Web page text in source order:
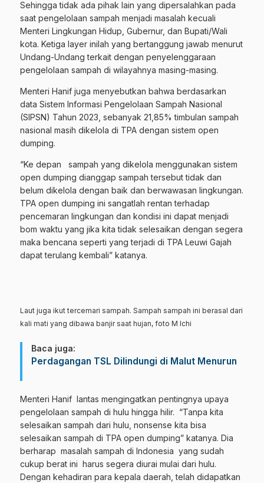
Sehingga tidak ada pihak lain yang dipersalahkan pada
saat pengelolaan sampah menjadi masalah kecuali
Menteri Lingkungan Hidup, Gubernur, dan Bupati/Wali
kota. Ketiga layer inilah yang bertanggung jawab menurut
Undang-Undang terkait dengan penyelenggaraan
pengelolaan sampah di wilayahnya masing-masing.
Menteri Hanif juga menyebutkan bahwa berdasarkan
data Sistem Informasi Pengelolaan Sampah Nasional
(SIPSN) Tahun 2023, sebanyak 21,85% timbulan sampah
nasional masih dikelola di TPA dengan sistem open
dumping.
“Ke depan sampah yang dikelola menggunakan sistem
open dumping dianggap sampah tersebut tidak dan
belum dikelola dengan baik dan berwawasan lingkungan.
TPA open dumping ini sangatlah rentan terhadap
pencemaran lingkungan dan kondisi ini dapat menjadi
bom waktu yang jika kita tidak selesaikan dengan segera
maka bencana seperti yang terjadi di TPA Leuwi Gajah
dapat terulang kembali” katanya.
Laut juga ikut tercemari sampah. Sampah sampah ini berasal dari
kali mati yang dibawa banjir saat hujan, foto M Ichi
Baca juga:
Perdagangan TSL Dilindungi di Malut Menurun
Menteri Hanif lantas mengingatkan pentingnya upaya
pengelolaan sampah di hulu hingga hilir. “Tanpa kita
selesaikan sampah dari hulu, nonsense kita bisa
selesaikan sampah di TPA open dumping” katanya. Dia
berharap masalah sampah di Indonesia yang sudah
cukup berat ini harus segera diurai mulai dari hulu.
Dengan kehadiran para kepala daerah, telah didapatkan